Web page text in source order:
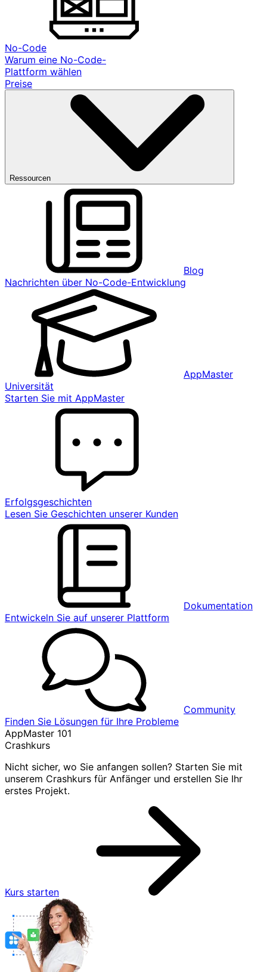
No-Code
Warum eine No-Code-
Plattform wählen
Preise
Ressourcen
Blog
Nachrichten über No-Code-Entwicklung
AppMaster
Universität
Starten Sie mit AppMaster
Erfolgsgeschichten
Lesen Sie Geschichten unserer Kunden
Dokumentation
Entwickeln Sie auf unserer Plattform
Community
Finden Sie Lösungen für Ihre Probleme
AppMaster 101
Crashkurs
Nicht sicher, wo Sie anfangen sollen? Starten Sie mit
unserem Crashkurs für Anfänger und erstellen Sie Ihr
erstes Projekt.
Kurs starten